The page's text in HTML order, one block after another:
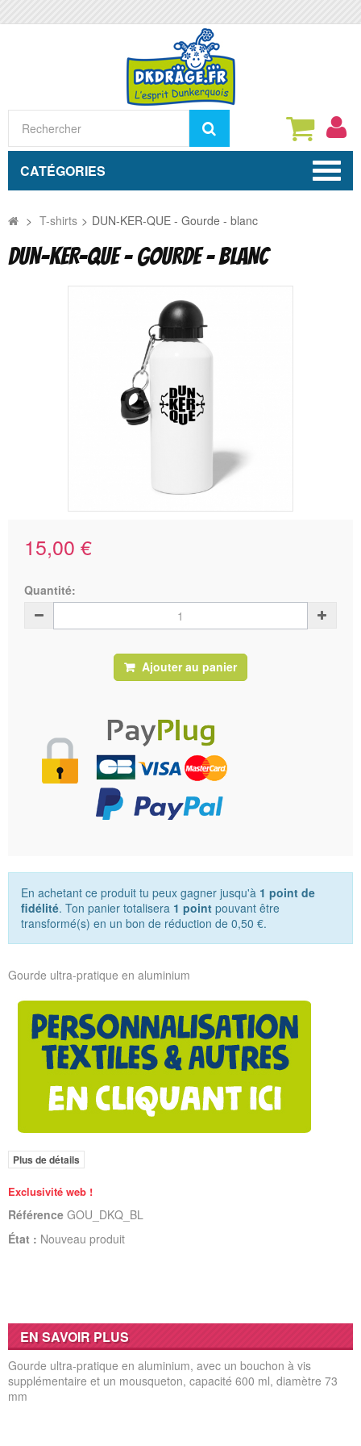
Rechercher
CATÉGORIES
> T-shirts > DUN-KER-QUE - Gourde - blanc
DUN-KER-QUE - GOURDE - BLANC
15,00 €
Quantité:
Ajouter au panier
En achetant ce produit tu peux gagner jusqu'à 1 point de
fidélité. Ton panier totalisera 1 point pouvant être
transformé(s) en un bon de réduction de 0,50 €.
Gourde ultra-pratique en aluminium
Plus de détails
Exclusivité web !
Référence GOU_DKQ_BL
État : Nouveau produit
EN SAVOIR PLUS
Gourde ultra-pratique en aluminium, avec un bouchon à vis
supplémentaire et un mousqueton, capacité 600 ml, diamètre 73
mm